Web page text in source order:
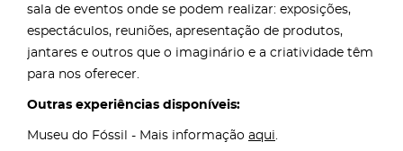
sala de eventos onde se podem realizar: exposições,
espectáculos, reuniões, apresentação de produtos,
jantares e outros que o imaginário e a criatividade têm
para nos oferecer.
Outras experiências disponíveis:
Museu do Fóssil - Mais informação aqui.